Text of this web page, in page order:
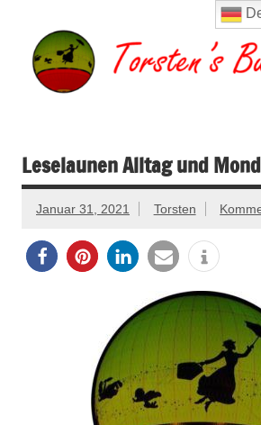
springen
Leselaunen Alltag und Mond
Januar 31, 2021 Torsten